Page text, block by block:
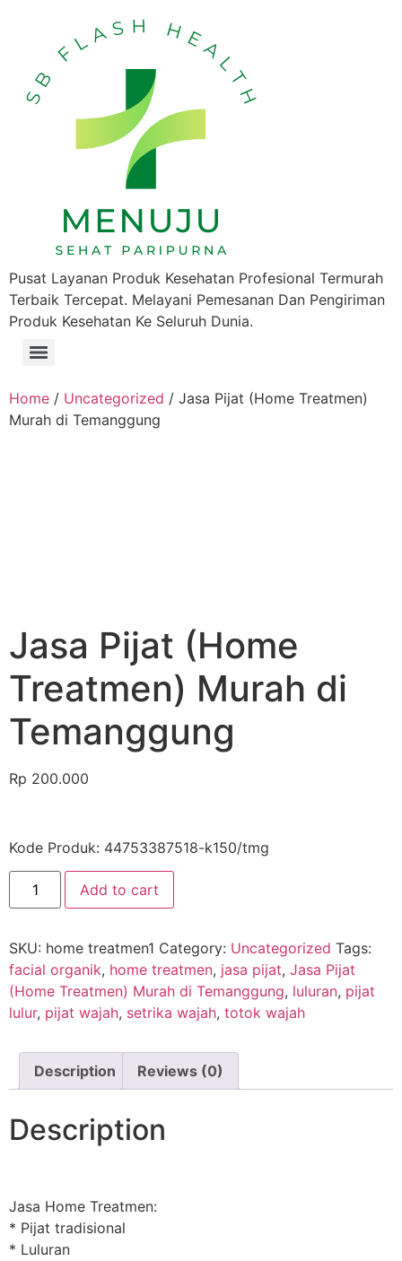
Pusat Layanan Produk Kesehatan Profesional Termurah
Terbaik Tercepat. Melayani Pemesanan Dan Pengiriman
Produk Kesehatan Ke Seluruh Dunia.
Home / Uncategorized / Jasa Pijat (Home Treatmen)
Murah di Temanggung
Jasa Pijat (Home
Treatmen) Murah di
Temanggung
Rp 200.000
Kode Produk: 44753387518-k150/tmg
Add to cart
SKU: home treatmen1 Category: Uncategorized Tags:
facial organik, home treatmen, jasa pijat, Jasa Pijat
(Home Treatmen) Murah di Temanggung, luluran, pijat
lulur, pijat wajah, setrika wajah, totok wajah
Description Reviews (0)
Description
Jasa Home Treatmen:
* Pijat tradisional
* Luluran